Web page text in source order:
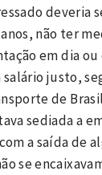
deveria
não ter
em dia ou
justo,
de
sediada a
a saída de
se